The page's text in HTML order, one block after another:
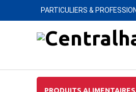
PARTICULIERS &